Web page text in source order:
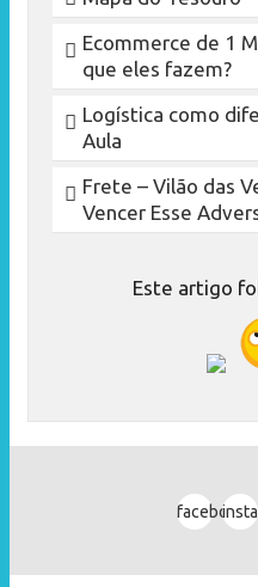
Ecommerce de 1
que eles fazem?
Logística como
Aula
Frete – Vilão das
Vencer Esse
Este artigo
facebook